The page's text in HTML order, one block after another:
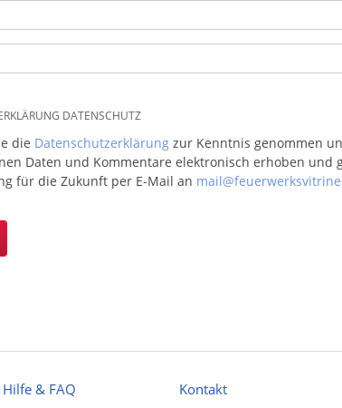
DATENSCHUTZ
die Datenschutzerklärungzur Kenntnis genommen
Daten und Kommentare elektronisch erhoben
für die Zukunft per E-Mail an
Hilfe & FAQ Kontakt